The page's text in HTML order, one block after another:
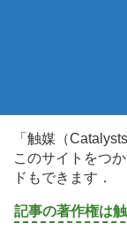
「触媒（
このサイトをつ
ドもできます．
記事の著作権は